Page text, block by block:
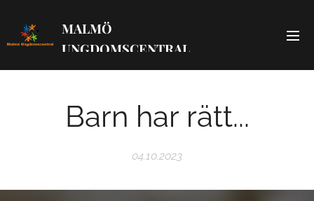
MALMÖ
UNGDOMSCENTRAL
Barn har rätt...
04.10.2023